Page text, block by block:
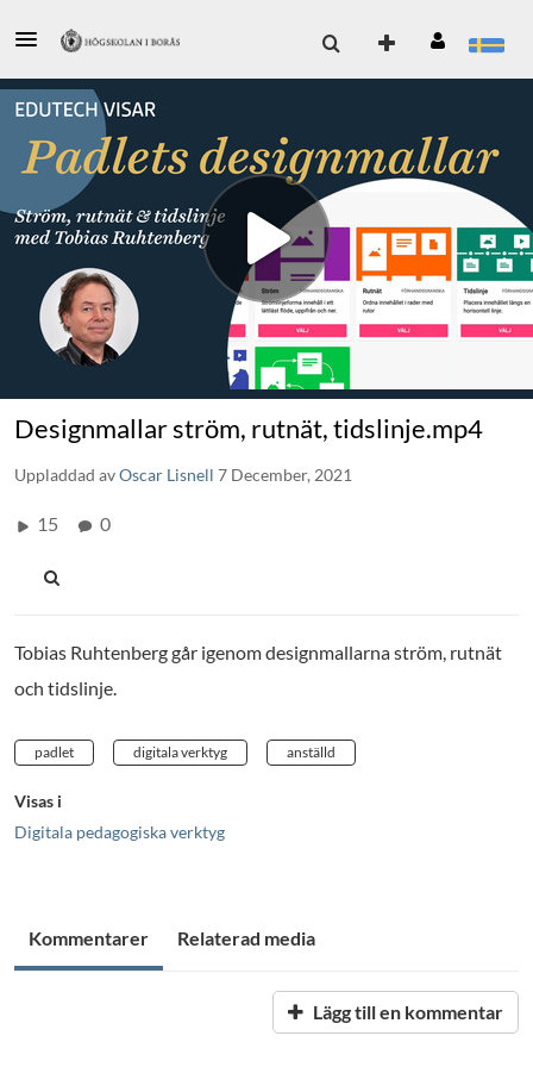
Designmallar ström, rutnät, tidslinje.mp4
Uppladdad avOscar Lisnell 7 December, 2021
15 0
Tobias Ruhtenberg går igenom designmallarna ström, rutnät
och tidslinje.
padlet digitala verktyg anställd
Visas i
Digitala pedagogiska verktyg
Kommentarer Relaterad media
Lägg till en kommentar